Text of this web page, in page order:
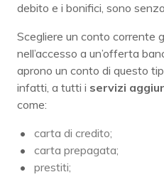
debito e i bonifici, sono
Scegliere un conto corrente
nell’accesso a un’offerta
aprono un conto di questo
infatti, a tutti i servizi
come:
carta di credito;
carta prepagata;
prestiti;